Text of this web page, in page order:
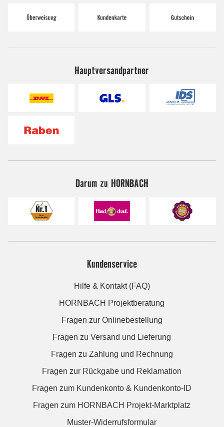
Hauptversandpartner
Darum zu HORNBACH
Kundenservice
Hilfe & Kontakt (FAQ)
HORNBACH Projektberatung
Fragen zur Onlinebestellung
Fragen zu Versand und Lieferung
Fragen zu Zahlung und Rechnung
Fragen zur Rückgabe und Reklamation
Fragen zum Kundenkonto & Kundenkonto-ID
Fragen zum HORNBACH Projekt-Marktplatz
Muster-Widerrufsformular